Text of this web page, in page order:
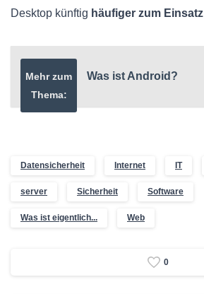
Desktop künftig häufiger zum Einsatz
Mehr zum
Thema:
Was ist Android?
Datensicherheit Internet IT
server Sicherheit Software
Was ist eigentlich... Web
0